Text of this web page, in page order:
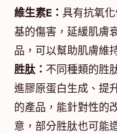
維生素E： 具有抗氧
基的傷害，延緩肌膚
品，可以幫助肌膚維
胜肽： 不同種類的胜
進膠原蛋白生成、提
的產品，能針對性的
意，部分胜肽也可能